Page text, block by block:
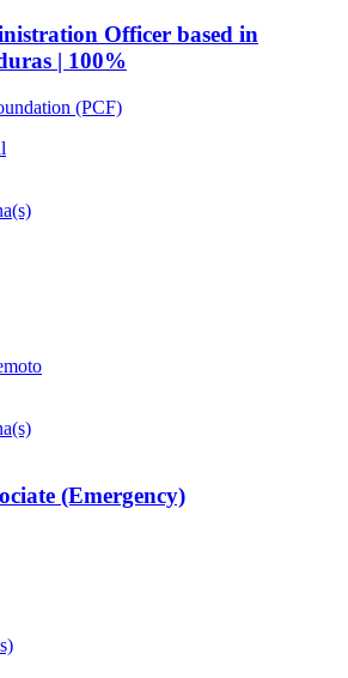
Officer based in
| 100%
(PCF)
(Emergency)